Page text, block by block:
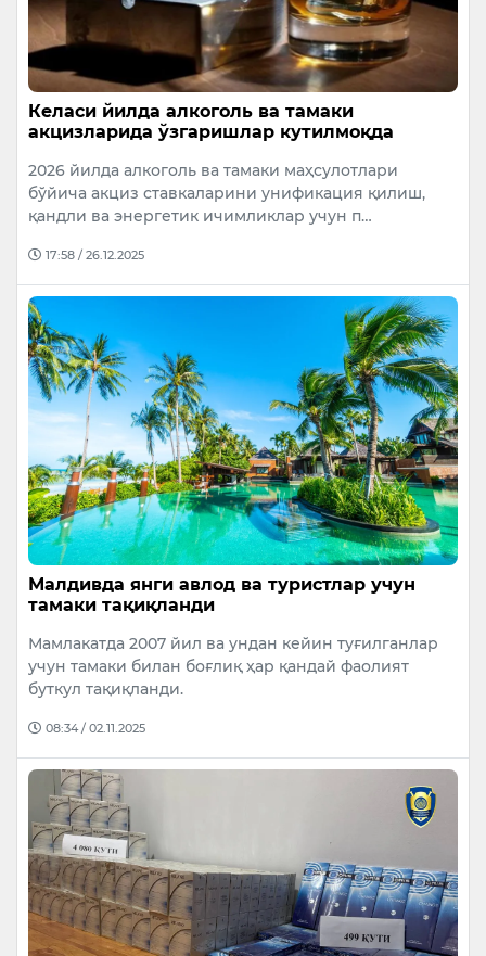
Келаси йилда алкоголь ва тамаки
акцизларида ўзгаришлар кутилмоқда
2026 йилда алкоголь ва тамаки маҳсулотлари
бўйича акциз ставкаларини унификация қилиш,
қандли ва энергетик ичимликлар учун п…
17:58 / 26.12.2025
Малдивда янги авлод ва туристлар учун
тамаки тақиқланди
Мамлакатда 2007 йил ва ундан кейин туғилганлар
учун тамаки билан боғлиқ ҳар қандай фаолият
буткул тақиқланди.
08:34 / 02.11.2025